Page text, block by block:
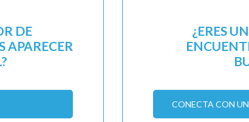
DE
APARECER
¿ERES
CONECTA CON